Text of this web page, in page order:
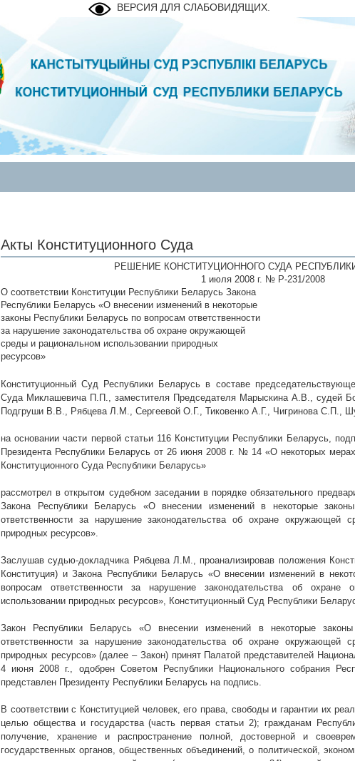
ВЕРСИЯ ДЛЯ СЛАБОВИДЯЩИХ.
Акты Конституционного Суда
РЕШЕНИЕ КОНСТИТУЦИОННОГО СУДА
1 июля 2008 г. № Р-231/2008
О соответствии Конституции Республики Беларусь Закона
Республики Беларусь «О внесении изменений в некоторые
законы Республики Беларусь по вопросам ответственности
за нарушение законодательства об охране окружающей
среды и рациональном использовании природных
ресурсов»
Конституционный Суд Республики Беларусь в составе
Суда Миклашевича П.П., заместителя Председателя Марыскина А.В., судей
Подгруши В.В., Рябцева Л.М., Сергеевой О.Г., Тиковенко А.Г., Чигринова С.П.,
на основании части первой статьи 116 Конституции Республики Беларусь,
Президента Республики Беларусь от 26 июня 2008 г. № 14 «О некоторых мерах
Конституционного Суда Республики Беларусь»
рассмотрел в открытом судебном заседании в порядке обязательного
Закона Республики Беларусь «О внесении изменений в некоторые
ответственности за нарушение законодательства об охране окружающей
природных ресурсов».
Заслушав судью-докладчика Рябцева Л.М., проанализировав положения
Конституция) и Закона Республики Беларусь «О внесении изменений в
вопросам ответственности за нарушение законодательства об
использовании природных ресурсов», Конституционный Суд Республики
Закон Республики Беларусь «О внесении изменений в некоторые
ответственности за нарушение законодательства об охране окружающей
природных ресурсов» (далее – Закон) принят Палатой представителей
4 июня 2008 г., одобрен Советом Республики Национального собрания
представлен Президенту Республики Беларусь на подпись.
В соответствии с Конституцией человек, его права, свободы и гарантии их
целью общества и государства (часть первая статьи 2); гражданам
получение, хранение и распространение полной, достоверной и
государственных органов, общественных объединений, о политической,